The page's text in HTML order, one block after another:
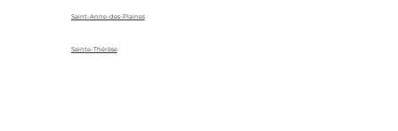
Saint-Anne-des-Plaines
Sainte-Thérèse